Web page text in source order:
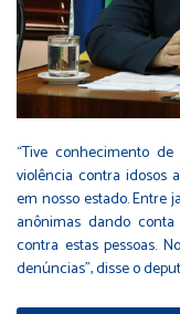
“Tive conhecimento
violência contra idosos
em nosso estado. Entre
anônimas dando
contra estas pessoas.
denúncias”, disse o